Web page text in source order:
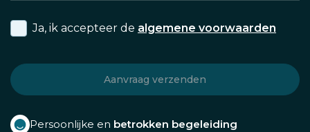
Ja, ik accepteer de algemene voorwaarden
Persoonlijke en betrokken begeleiding